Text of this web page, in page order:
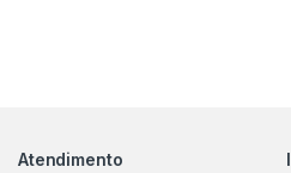
Atendimento